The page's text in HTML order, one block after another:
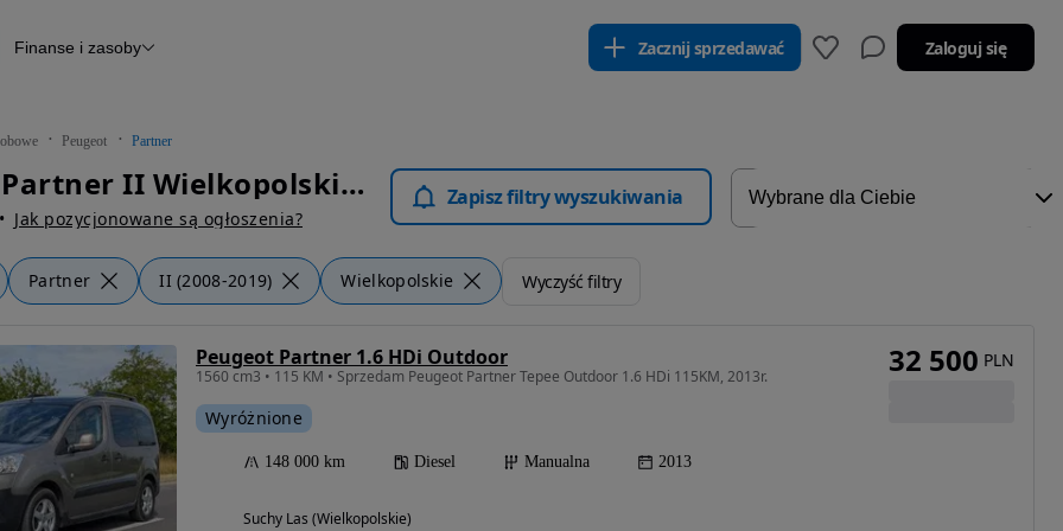
Raport z inspekcji
Otomoto News
Finanse i zasoby Zacznij sprzedawać Zaloguj się
Peugeot Partner
Peugeot Partner II Wielkopolskie - Samochody Osobowe
Jak pozycjonowane są ogłoszenia?
Zapisz filtry wyszukiwania
Partner II (2008-2019) Wielkopolskie Wyczyść filtry
Peugeot Partner 1.6 HDi Outdoor
1560 cm3 • 115 KM • Sprzedam Peugeot Partner Tepee Outdoor 1.6 HDi 115KM, 2013r.
Wyróżnione
148 000 km Diesel Manualna 2013
Suchy Las (Wielkopolskie)
32 500 PLN